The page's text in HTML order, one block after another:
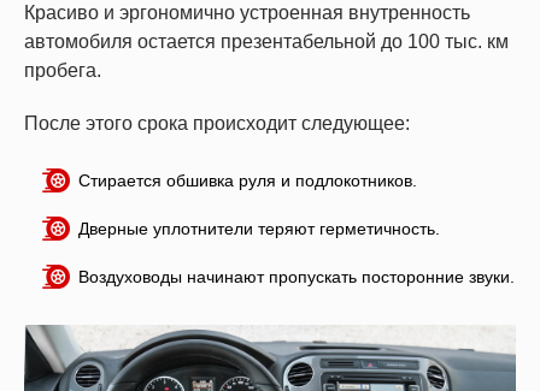
Красиво и эргономично устроенная внутренность
автомобиля остается презентабельной до 100 тыс. км
пробега.
После этого срока происходит следующее:
Стирается обшивка руля и подлокотников.
Дверные уплотнители теряют герметичность.
Воздуховоды начинают пропускать посторонние звуки.